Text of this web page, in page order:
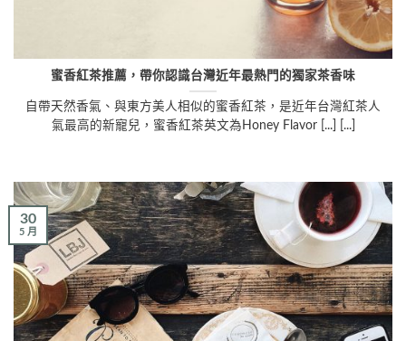
蜜香紅茶推薦，帶你認識台灣近年最熱門的獨家茶香味
自帶天然香氣、與東方美人相似的蜜香紅茶，是近年台灣紅茶人
氣最高的新寵兒，蜜香紅茶英文為Honey Flavor [...] [...]
30
5 月